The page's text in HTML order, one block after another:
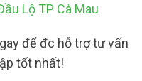
Lộ TP Cà Mau
để đc hỗ trợ tư vấn
tốt nhất!